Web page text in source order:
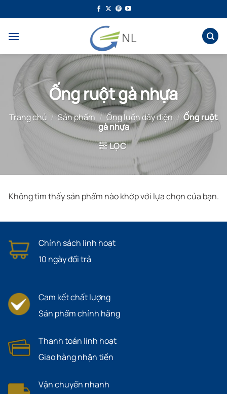
qua
dung
Ống ruột gà nhựa
Trang chủ / Sản phẩm / Ống luồn dây điện / Ống ruột
gà nhựa
LỌC
Không tìm thấy sản phẩm nào khớp với lựa chọn của bạn.
Chính sách linh hoạt
10 ngày đổi trả
Cam kết chất lượng
Sản phẩm chính hãng
Thanh toán linh hoạt
Giao hàng nhận tiền
Vận chuyển nhanh